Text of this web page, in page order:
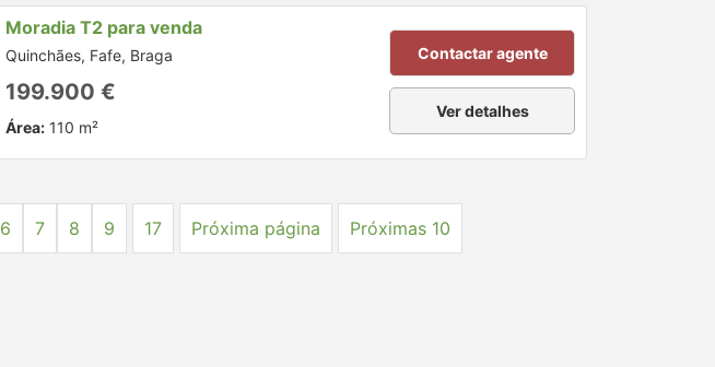
Moradia T2 para venda
Quinchães, Fafe, Braga
199.900 €
Área: 110 m²
Contactar agente
Ver detalhes
6 7 8 9 17 Próxima página Próximas 10